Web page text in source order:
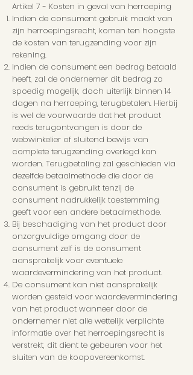
Artikel 7 - Kosten in geval van herroeping
Indien de consument gebruik maakt van
zijn herroepingsrecht, komen ten hoogste
de kosten van terugzending voor zijn
rekening.
Indien de consument een bedrag betaald
heeft, zal de ondernemer dit bedrag zo
spoedig mogelijk, doch uiterlijk binnen 14
dagen na herroeping, terugbetalen. Hierbij
is wel de voorwaarde dat het product
reeds terugontvangen is door de
webwinkelier of sluitend bewijs van
complete terugzending overlegd kan
worden. Terugbetaling zal geschieden via
dezelfde betaalmethode die door de
consument is gebruikt tenzij de
consument nadrukkelijk toestemming
geeft voor een andere betaalmethode.
Bij beschadiging van het product door
onzorgvuldige omgang door de
consument zelf is de consument
aansprakelijk voor eventuele
waardevermindering van het product.
De consument kan niet aansprakelijk
worden gesteld voor waardevermindering
van het product wanneer door de
ondernemer niet alle wettelijk verplichte
informatie over het herroepingsrecht is
verstrekt, dit dient te gebeuren voor het
sluiten van de koopovereenkomst.